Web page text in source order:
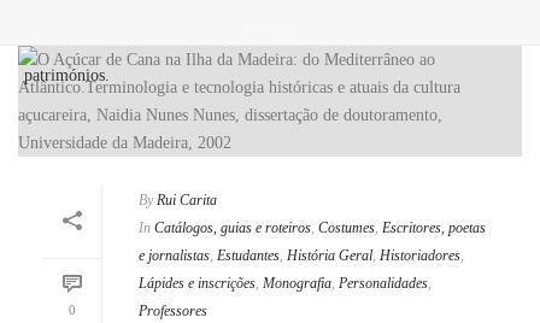
0
By Rui Carita
In Catálogos, guias e roteiros, Costumes, Escritores, poetas
e jornalistas, Estudantes, História Geral, Historiadores,
Lápides e inscrições, Monografia, Personalidades,
Professores